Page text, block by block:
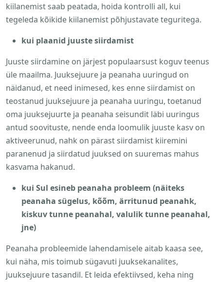
kiilanemist saab peatada, hoida kontrolli all, kui
tegeleda kõikide kiilanemist põhjustavate teguritega.
kui plaanid juuste siirdamist
Juuste siirdamine on järjest populaarsust koguv teenus
üle maailma. Juuksejuure ja peanaha uuringud on
näidanud, et need inimesed, kes enne siirdamist on
teostanud juuksejuure ja peanaha uuringu, toetanud
oma juuksejuurte ja peanaha seisundit läbi uuringus
antud soovituste, nende enda loomulik juuste kasv on
aktiveerunud, nahk on pärast siirdamist kiiremini
paranenud ja siirdatud juuksed on suuremas mahus
kasvama hakanud.
kui Sul esineb peanaha probleem (näiteks
peanaha sügelus, kõõm, ärritunud peanahk,
kiskuv tunne peanahal, valulik tunne peanahal,
jne)
Peanaha probleemide lahendamisele aitab kaasa see,
kui näha, mis toimub sügavuti juuksekanalites,
juuksejuure tasandil. Et leida efektiivsed, keha ning